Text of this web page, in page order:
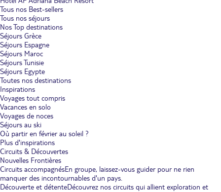
Tous nos Best-sellers
Tous nos séjours
Nos Top destinations
Séjours Grèce
Séjours Espagne
Séjours Maroc
Séjours Tunisie
Séjours Egypte
Toutes nos destinations
Inspirations
Voyages tout compris
Vacances en solo
Voyages de noces
Séjours au ski
Où partir en février au soleil ?
Plus d'inspirations
Circuits & Découvertes
Nouvelles Frontières
Circuits accompagnésEn groupe, laissez-vous guider pour ne rien
manquer des incontournables d'un pays.
Découverte et détenteDécouvrez nos circuits qui allient exploration et